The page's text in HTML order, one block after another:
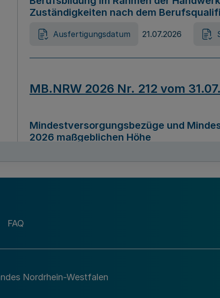
Zuständigkeiten nach dem
Ausfertigungsdatum 21.07.2026
MB.NRW 2026 Nr. 212 vom
Mindestversorgungsbezüge und
2026 maßgeblichen Höhe
Richtlinie zur Durchführung des
FAQ
Nordrhein-Westfalen